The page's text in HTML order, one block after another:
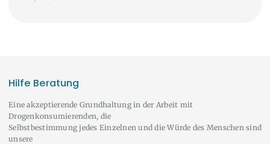
Hilfe Beratung
Eine akzeptierende Grundhaltung in der Arbeit mit
Drogenkonsumierenden, die
Selbstbestimmung jedes Einzelnen und die Würde des Menschen sind
unsere